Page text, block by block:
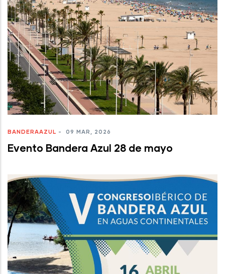
BANDERAAZUL - 09 MAR, 2026
Evento Bandera Azul 28 de mayo